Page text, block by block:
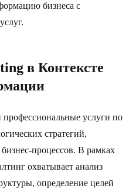
бизнеса с
в Контексте
профессиональные услуги по
стратегий,
процессов. В рамках
охватывает анализ
определение целей